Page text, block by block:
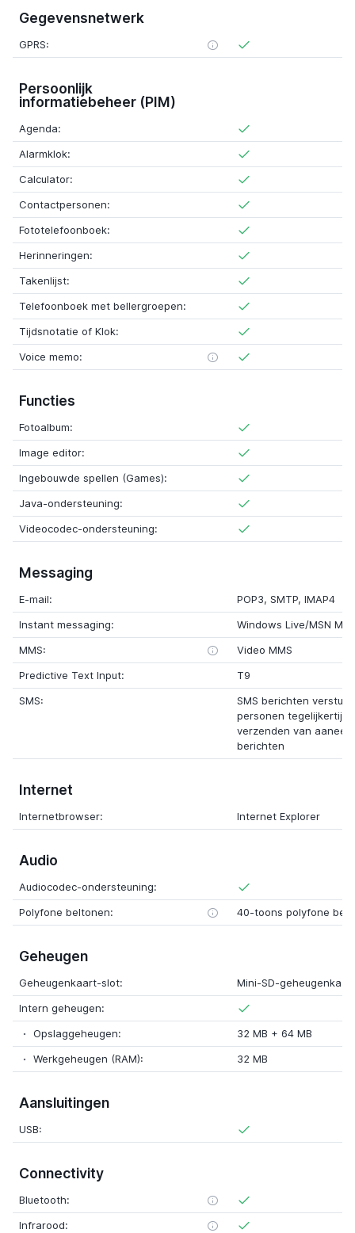
Gegevensnetwerk
GPRS:
Persoonlijk
informatiebeheer (PIM)
Agenda:
Alarmklok:
Calculator:
Contactpersonen:
Fototelefoonboek:
Herinneringen:
Takenlijst:
Telefoonboek met bellergroepen:
Tijdsnotatie of Klok:
Voice memo:
Functies
Fotoalbum:
Image editor:
Ingebouwde spellen (Games):
Java-ondersteuning:
Videocodec-ondersteuning:
Messaging
E-mail:
POP3, SMTP, IMAP4
Instant messaging:
Windows Live/MSN
MMS:
Video MMS
Predictive Text Input:
T9
SMS:
SMS berichten
personen tegelijkertijd,
verzenden van
berichten
Internet
Internetbrowser: Internet Explorer
Audio
Audiocodec-ondersteuning:
Polyfone beltonen:
40-toons polyfone
Geheugen
Geheugenkaart-slot:
Mini-SD-geheugenkaart
Intern geheugen:
Opslaggeheugen:
32 MB + 64 MB
Werkgeheugen (RAM):
32 MB
Aansluitingen
USB:
Connectivity
Bluetooth:
Infrarood: